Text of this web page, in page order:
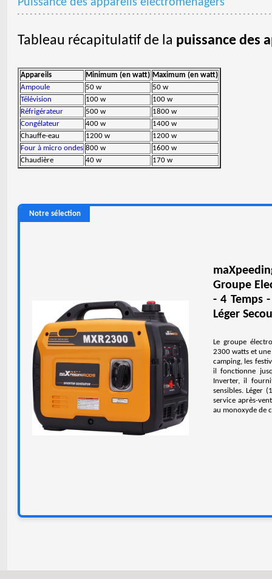
Puissance des appareils électroménagers
Tableau récapitulatif de la puissance des
Appareils Minimum (en watt) Maximum (en watt)
Ampoule
50 w
50 w
Télévision
100 w
100 w
Réfrigérateur
500 w
1800 w
Congélateur
400 w
1400 w
Chauffe-eau
1200 w
1200 w
Four à micro ondes 800 w
1600 w
Chaudière
40 w 170 w
Notre sélection
Groupe
- 4 Temps
Léger
Le groupe
2300 watts et
camping, les
il fonctionne
Inverter, il
sensibles. Léger
service après-
au monoxyde de